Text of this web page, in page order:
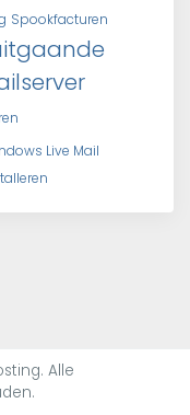
Spookfacturen
Live Mail
Alle